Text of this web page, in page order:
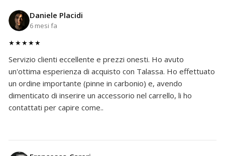
Daniele Placidi
6 mesi fa
★★★★★
Servizio clienti eccellente e prezzi onesti. Ho avuto
un'ottima esperienza di acquisto con Talassa. Ho effettuato
un ordine importante (pinne in carbonio) e, avendo
dimenticato di inserire un accessorio nel carrello, li ho
contattati per capire come..